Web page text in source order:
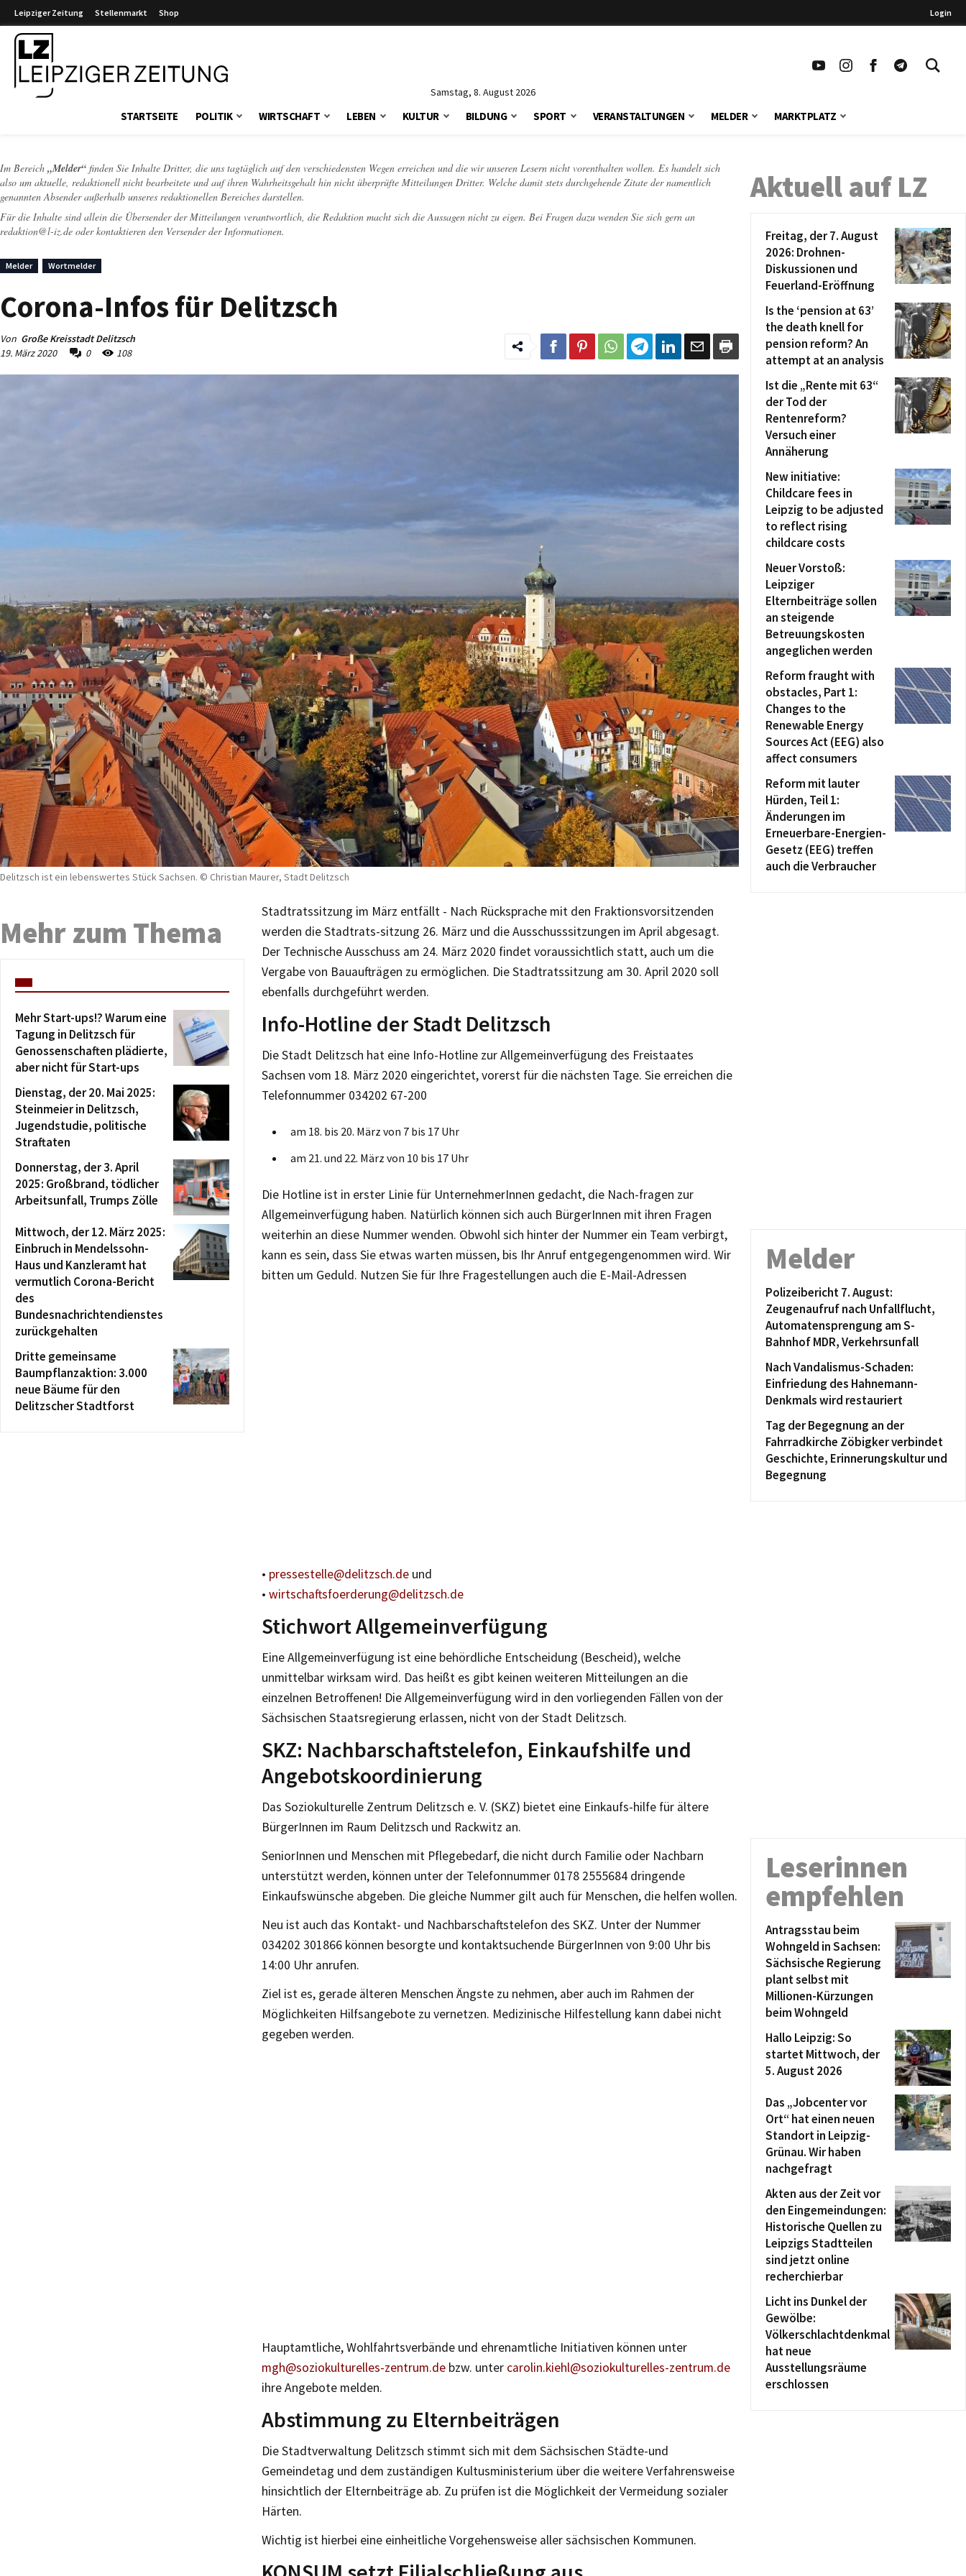
Leipziger Zeitung Stellenmarkt Shop Login
Samstag, 8. August 2026
STARTSEITE POLITIK WIRTSCHAFT LEBEN KULTUR BILDUNG SPORT VERANSTALTUNGEN MELDER MARKTPLATZ
Im Bereich „Melder“ finden Sie Inhalte Dritter, die uns tagtäglich auf den verschiedensten Wegen erreichen und die wir unseren Lesern nicht vorenthalten wollen. Es handelt sich
also um aktuelle, redaktionell nicht bearbeitete und auf ihren Wahrheitsgehalt hin nicht überprüfte Mitteilungen Dritter. Welche damit stets durchgehende Zitate der namentlich
genannten Absender außerhalb unseres redaktionellen Bereiches darstellen.
Für die Inhalte sind allein die Übersender der Mitteilungen verantwortlich, die Redaktion macht sich die Aussagen nicht zu eigen. Bei Fragen dazu wenden Sie sich gern an
redaktion@l-iz.de oder kontaktieren den Versender der Informationen.
Melder Wortmelder
Corona-Infos für Delitzsch
Von Große Kreisstadt Delitzsch
19. März 2020
0 108
Delitzsch ist ein lebenswertes Stück Sachsen. © Christian Maurer, Stadt Delitzsch
Stadtratssitzung im März entfällt - Nach Rücksprache mit den Fraktionsvorsitzenden
werden die Stadtrats-sitzung 26. März und die Ausschusssitzungen im April abgesagt.
Der Technische Ausschuss am 24. März 2020 findet voraussichtlich statt, auch um die
Vergabe von Bauaufträgen zu ermöglichen. Die Stadtratssitzung am 30. April 2020 soll
ebenfalls durchgeführt werden.
Info-Hotline der Stadt Delitzsch
Die Stadt Delitzsch hat eine Info-Hotline zur Allgemeinverfügung des Freistaates
Sachsen vom 18. März 2020 eingerichtet, vorerst für die nächsten Tage. Sie erreichen die
Telefonnummer 034202 67-200
am 18. bis 20. März von 7 bis 17 Uhr
am 21. und 22. März von 10 bis 17 Uhr
Die Hotline ist in erster Linie für UnternehmerInnen gedacht, die Nach-fragen zur
Allgemeinverfügung haben. Natürlich können sich auch BürgerInnen mit ihren Fragen
weiterhin an diese Nummer wenden. Obwohl sich hinter der Nummer ein Team verbirgt,
kann es sein, dass Sie etwas warten müssen, bis Ihr Anruf entgegengenommen wird. Wir
bitten um Geduld. Nutzen Sie für Ihre Fragestellungen auch die E-Mail-Adressen
• pressestelle@delitzsch.de und
• wirtschaftsfoerderung@delitzsch.de
Stichwort Allgemeinverfügung
Eine Allgemeinverfügung ist eine behördliche Entscheidung (Bescheid), welche
unmittelbar wirksam wird. Das heißt es gibt keinen weiteren Mitteilungen an die
einzelnen Betroffenen! Die Allgemeinverfügung wird in den vorliegenden Fällen von der
Sächsischen Staatsregierung erlassen, nicht von der Stadt Delitzsch.
SKZ: Nachbarschaftstelefon, Einkaufshilfe und
Angebotskoordinierung
Das Soziokulturelle Zentrum Delitzsch e. V. (SKZ) bietet eine Einkaufs-hilfe für ältere
BürgerInnen im Raum Delitzsch und Rackwitz an.
SeniorInnen und Menschen mit Pflegebedarf, die nicht durch Familie oder Nachbarn
unterstützt werden, können unter der Telefonnummer 0178 2555684 dringende
Einkaufswünsche abgeben. Die gleiche Nummer gilt auch für Menschen, die helfen wollen.
Neu ist auch das Kontakt- und Nachbarschaftstelefon des SKZ. Unter der Nummer
034202 301866 können besorgte und kontaktsuchende BürgerInnen von 9:00 Uhr bis
14:00 Uhr anrufen.
Ziel ist es, gerade älteren Menschen Ängste zu nehmen, aber auch im Rahmen der
Möglichkeiten Hilfsangebote zu vernetzen. Medizinische Hilfestellung kann dabei nicht
gegeben werden.
Hauptamtliche, Wohlfahrtsverbände und ehrenamtliche Initiativen können unter
mgh@soziokulturelles-zentrum.de bzw. unter carolin.kiehl@soziokulturelles-zentrum.de
ihre Angebote melden.
Abstimmung zu Elternbeiträgen
Die Stadtverwaltung Delitzsch stimmt sich mit dem Sächsischen Städte-und
Gemeindetag und dem zuständigen Kultusministerium über die weitere Verfahrensweise
hinsichtlich der Elternbeiträge ab. Zu prüfen ist die Möglichkeit der Vermeidung sozialer
Härten.
Wichtig ist hierbei eine einheitliche Vorgehensweise aller sächsischen Kommunen.
Mehr zum Thema
Mehr Start-ups!? Warum eine
Tagung in Delitzsch für
Genossenschaften plädierte,
aber nicht für Start-ups
Dienstag, der 20. Mai 2025:
Steinmeier in Delitzsch,
Jugendstudie, politische
Straftaten
Donnerstag, der 3. April
2025: Großbrand, tödlicher
Arbeitsunfall, Trumps Zölle
Mittwoch, der 12. März 2025:
Einbruch in Mendelssohn-
Haus und Kanzleramt hat
vermutlich Corona-Bericht
des
Bundesnachrichtendienstes
zurückgehalten
Dritte gemeinsame
Baumpflanzaktion: 3.000
neue Bäume für den
Delitzscher Stadtforst
Aktuell auf LZ
Freitag, der 7. August
2026: Drohnen-
Diskussionen und
Feuerland-Eröffnung
Is the ‘pension at 63’
the death knell for
pension reform? An
attempt at an analysis
Ist die „Rente mit 63“
der Tod der
Rentenreform?
Versuch einer
Annäherung
New initiative:
Childcare fees in
Leipzig to be adjusted
to reflect rising
childcare costs
Neuer Vorstoß:
Leipziger
Elternbeiträge sollen
an steigende
Betreuungskosten
angeglichen werden
Reform fraught with
obstacles, Part 1:
Changes to the
Renewable Energy
Sources Act (EEG) also
affect consumers
Reform mit lauter
Hürden, Teil 1:
Änderungen im
Erneuerbare-Energien-
Gesetz (EEG) treffen
auch die Verbraucher
Melder
Polizeibericht 7. August:
Zeugenaufruf nach Unfallflucht,
Automatensprengung am S-
Bahnhof MDR, Verkehrsunfall
Nach Vandalismus-Schaden:
Einfriedung des Hahnemann-
Denkmals wird restauriert
Tag der Begegnung an der
Fahrradkirche Zöbigker verbindet
Geschichte, Erinnerungskultur und
Begegnung
Leserinnen
empfehlen
Antragsstau beim
Wohngeld in Sachsen:
Sächsische Regierung
plant selbst mit
Millionen-Kürzungen
beim Wohngeld
Hallo Leipzig: So
startet Mittwoch, der
5. August 2026
Das „Jobcenter vor
Ort“ hat einen neuen
Standort in Leipzig-
Grünau. Wir haben
nachgefragt
Akten aus der Zeit vor
den Eingemeindungen:
Historische Quellen zu
Leipzigs Stadtteilen
sind jetzt online
recherchierbar
Licht ins Dunkel der
Gewölbe:
Völkerschlachtdenkmal
hat neue
Ausstellungsräume
erschlossen